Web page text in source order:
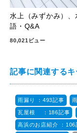
水上（みずかみ）
語・Q&A
80,021ビュー
記事に関連するキ
雨漏り ：493記事
瓦屋根 ：186記事
高浜のお店紹介 ：106